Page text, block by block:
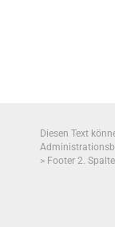
Diesen Text
> Footer 2.